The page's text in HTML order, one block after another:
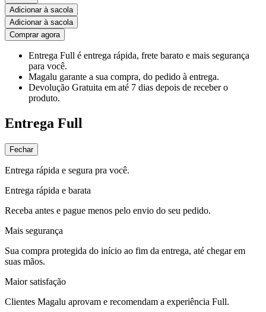
Adicionar à sacola
Adicionar à sacola
Comprar agora
Entrega Full é entrega rápida, frete barato e mais segurança
para você.
Magalu garante a sua compra, do pedido à entrega.
Devolução Gratuita em até 7 dias depois de receber o
produto.
Entrega Full
Fechar
Entrega rápida e segura pra você.
Entrega rápida e barata
Receba antes e pague menos pelo envio do seu pedido.
Mais segurança
Sua compra protegida do início ao fim da entrega, até chegar em
suas mãos.
Maior satisfação
Clientes Magalu aprovam e recomendam a experiência Full.